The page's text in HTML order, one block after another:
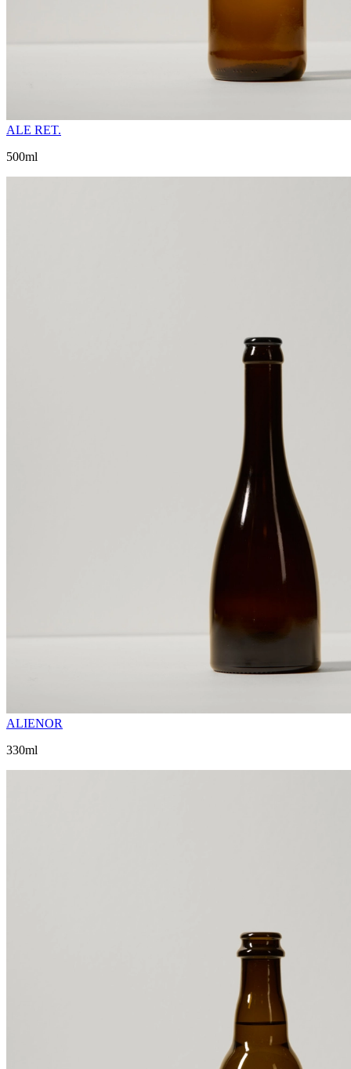
ALE RET.
500ml
ALIENOR
330ml